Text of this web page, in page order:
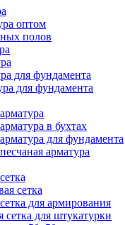
оптом
полов
для фундамента
для фундамента
в бухтах
для фундамента
арматура
сетка
для армирования
сетка для штукатурки